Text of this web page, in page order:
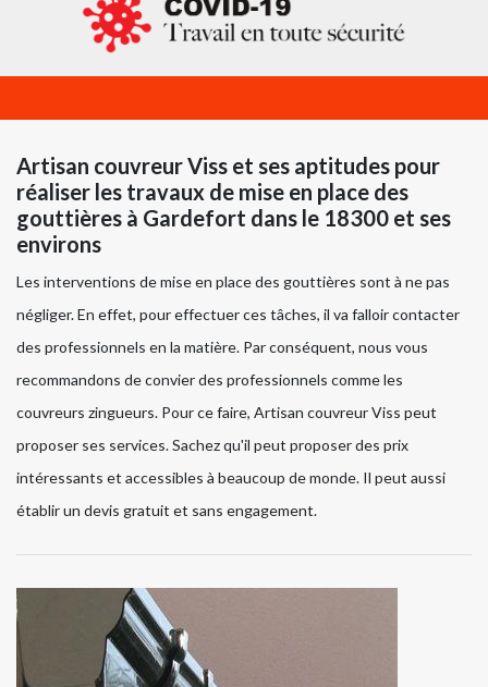
Artisan couvreur Viss et ses aptitudes pour
réaliser les travaux de mise en place des
gouttières à Gardefort dans le 18300 et ses
environs
Les interventions de mise en place des gouttières sont à ne pas
négliger. En effet, pour effectuer ces tâches, il va falloir contacter
des professionnels en la matière. Par conséquent, nous vous
recommandons de convier des professionnels comme les
couvreurs zingueurs. Pour ce faire, Artisan couvreur Viss peut
proposer ses services. Sachez qu'il peut proposer des prix
intéressants et accessibles à beaucoup de monde. Il peut aussi
établir un devis gratuit et sans engagement.